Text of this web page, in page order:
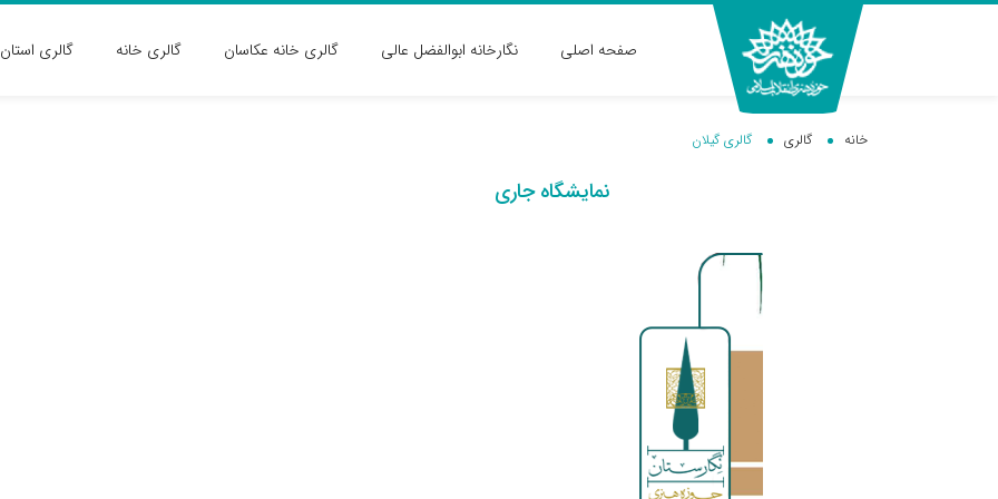
صفحه اصلی نگارخانه ابوالفضل عالی گالری خانه عکاسان گالری خانه گالری
خانه گالری گالری گیلان
نمایشگاه جاری